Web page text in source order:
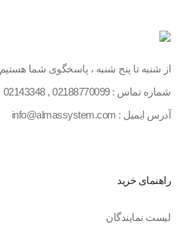
از شنبه تا پنج شنبه ، پاسخگوی شما هستیم
شماره تماس :02188770099
,
02143348
آدرس ایمیل : info@almassystem.com
راهنمای خرید
لیست نمایندگان